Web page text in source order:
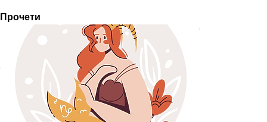
Прочети